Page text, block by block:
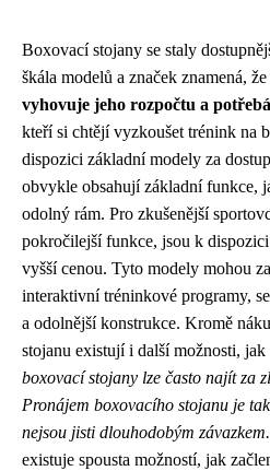
Boxovací stojany se staly
škála modelů a značek znamená, že
vyhovuje jeho rozpočtu a
kteří si chtějí vyzkoušet trénink na
dispozici základní modely za
obvykle obsahují základní funkce,
odolný rám. Pro zkušenější
pokročilejší funkce, jsou k
vyšší cenou. Tyto modely mohou
interaktivní tréninkové programy,
a odolnější konstrukce. Kromě
stojanu existují i ​​další možnosti, jak
boxovací stojany lze často najít za
Pronájem boxovacího stojanu je
nejsou jisti dlouhodobým závazkem.
existuje spousta možností, jak